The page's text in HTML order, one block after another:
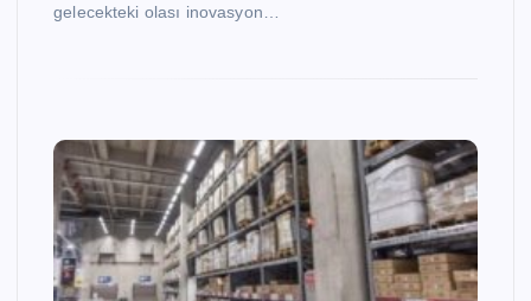
gelecekteki olası inovasyon…